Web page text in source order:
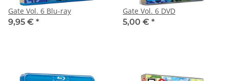
Gate Vol. 6 Blu-ray
9,95 € *
Gate Vol. 6 DVD
5,00 € *